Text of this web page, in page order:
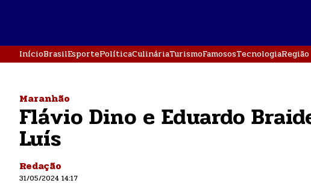
InícioBrasilEsportePolíticaCulináriaTurismoFamososTecnologia
Maranhão
Flávio Dino e Eduardo
Luís
Redação
31/05/2024 14:17